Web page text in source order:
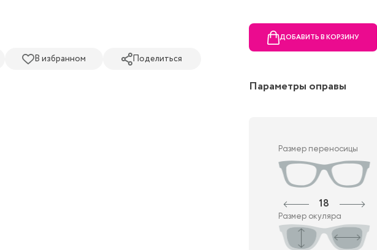
В избранном Поделиться
ДОБАВИТЬ В КОРЗИНУ
Параметры оправы
Размер переносицы
18
Размер окуляра